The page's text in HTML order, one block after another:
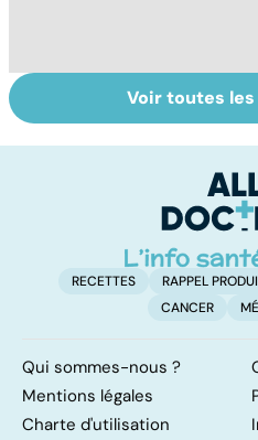
Tout savoir sur
les infections
Voir toutes
RECETTES RAPPEL
CANCER
Qui sommes-nous ?
Mentions légales
Charte d'utilisation